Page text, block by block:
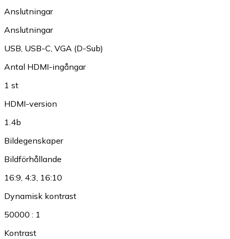
Anslutningar
Anslutningar
USB, USB-C, VGA (D-Sub)
Antal HDMI-ingångar
1 st
HDMI-version
1.4b
Bildegenskaper
Bildförhållande
16:9, 4:3, 16:10
Dynamisk kontrast
50000 : 1
Kontrast